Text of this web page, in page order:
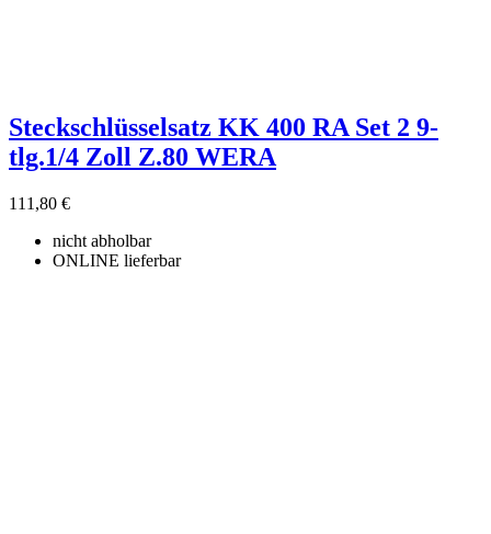
Steckschlüsselsatz KK 400 RA Set 2 9-
tlg.1/4 Zoll Z.80 WERA
111,80 €
nicht abholbar
ONLINE lieferbar